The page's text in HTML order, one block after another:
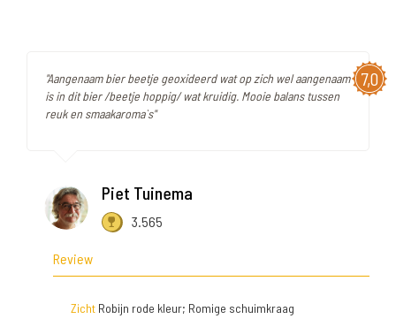
7,0
"Aangenaam bier beetje geoxideerd wat op zich wel aangenaam
is in dit bier /beetje hoppig/ wat kruidig. Mooie balans tussen
reuk en smaakaroma`s"
Piet Tuinema
3.565
Review
Zicht Robijn rode kleur; Romige schuimkraag